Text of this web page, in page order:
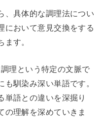
、具体的な調理法につい
において意見交換をする
す。
理という特定の文脈で
馴染み深い単語です。
単語との違いを深掘り
の理解を深めていきま